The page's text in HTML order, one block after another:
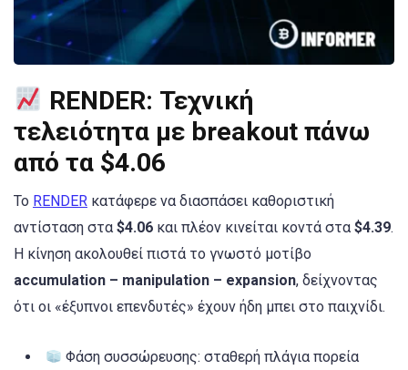
RENDER: Τεχνική
τελειότητα με breakout πάνω
από τα $4.06
Το RENDER κατάφερε να διασπάσει καθοριστική
αντίσταση στα $4.06 και πλέον κινείται κοντά στα $4.39.
Η κίνηση ακολουθεί πιστά το γνωστό μοτίβο
accumulation – manipulation – expansion, δείχνοντας
ότι οι «έξυπνοι επενδυτές» έχουν ήδη μπει στο παιχνίδι.
Φάση συσσώρευσης: σταθερή πλάγια πορεία